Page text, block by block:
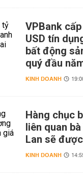
VPBank
USD tín
bất động
quý đầu
KINH DOANH
Hàng chục
liên quan
Lan sẽ
KINH DOANH